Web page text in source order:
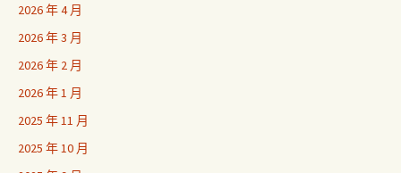
2026 年 4 月
2026 年 3 月
2026 年 2 月
2026 年 1 月
2025 年 11 月
2025 年 10 月